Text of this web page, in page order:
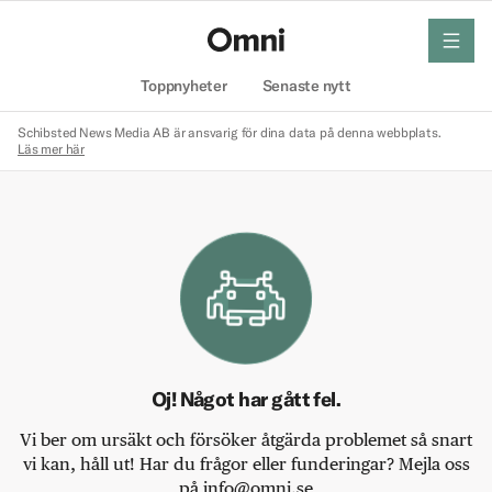
Toppnyheter Senaste nytt
meny
Schibsted News Media AB är ansvarig för dina data på denna webbplats.
Läs mer här
Oj! Något har gått fel.
Vi ber om ursäkt och försöker åtgärda problemet så snart
vi kan, håll ut! Har du frågor eller funderingar? Mejla oss